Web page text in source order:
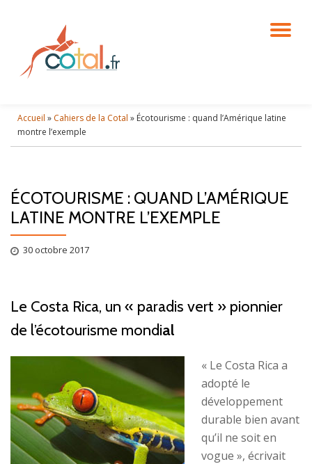
contenu
Accueil » Cahiers de la Cotal » Écotourisme : quand l’Amérique latine
montre l’exemple
ÉCOTOURISME : QUAND L’AMÉRIQUE
LATINE MONTRE L’EXEMPLE
30 octobre 2017
Le Costa Rica, un « paradis vert » pionnier
de l’écotourisme mondial
« Le Costa Rica a
adopté le
développement
durable bien avant
qu’il ne soit en
vogue », écrivait